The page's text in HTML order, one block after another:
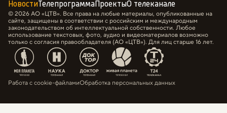
Новости Телепрограмма ПроектыО телеканале
© 2026 АО «ЦТВ». Все права на любые материалы, опубликованные на
сайте, защищены в соответствии с российским и международным
законодательством об интеллектуальной собственности. Любое
использование текстовых, фото, аудио и видеоматериалов возможно
только с согласия правообладателя (АО «ЦТВ»). Для лиц старше 16 лет.
Работа с cookie-файламиОбработка персональных данных